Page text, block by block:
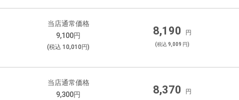
当店通常価格
9,100円
(税込 10,010 円)
8,190 円
(税込 9,009 円)
当店通常価格
9,300円 8,370 円